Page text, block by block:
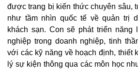
được trang bị kiến thức chuyên sâu,
như tầm nhìn quốc tế về quản trị
khách sạn. Con sẽ phát triển năng
nghiệp trong doanh nghiệp, tinh
với các kỹ năng về hoạch định, thiết
lý sự kiện thông qua các môn học